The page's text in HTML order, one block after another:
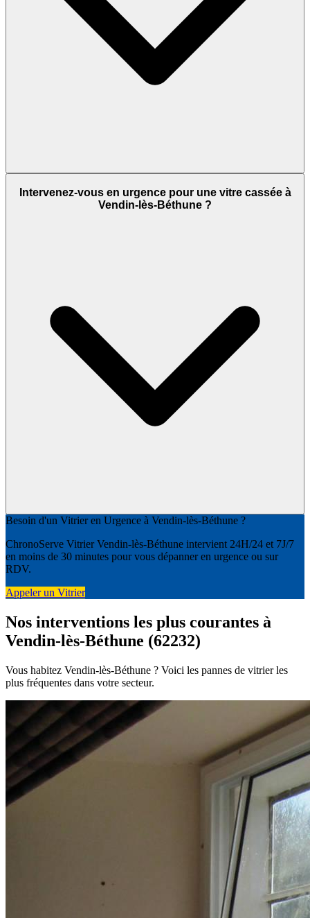
Intervenez-vous en urgence pour une vitre cassée à
Vendin-lès-Béthune ?
Besoin d'un Vitrier en Urgence à Vendin-lès-Béthune ?
ChronoServe Vitrier Vendin-lès-Béthune intervient 24H/24 et 7J/7
en moins de 30 minutes pour vous dépanner en urgence ou sur
RDV.
Appeler un Vitrier
Nos interventions les plus courantes à
Vendin-lès-Béthune (62232)
Vous habitez Vendin-lès-Béthune ? Voici les pannes de vitrier les
plus fréquentes dans votre secteur.